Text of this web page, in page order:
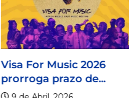
Visa For Music 2026
prorroga prazo de...